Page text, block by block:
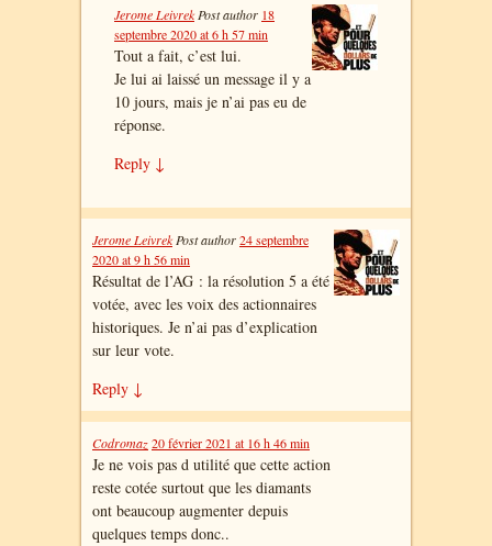
Jerome Leivrek Post author 18
septembre 2020 at 6 h 57 min
Tout a fait, c’est lui.
Je lui ai laissé un message il y a
10 jours, mais je n’ai pas eu de
réponse.
Reply ↓
Jerome Leivrek Post author24 septembre
2020 at 9 h 56 min
Résultat de l’AG : la résolution 5 a été
votée, avec les voix des actionnaires
historiques. Je n’ai pas d’explication
sur leur vote.
Reply ↓
Codromaz20 février 2021 at 16 h 46 min
Je ne vois pas d utilité que cette action
reste cotée surtout que les diamants
ont beaucoup augmenter depuis
quelques temps donc..